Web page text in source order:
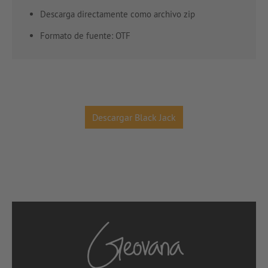
Descarga directamente como archivo zip
Formato de fuente: OTF
Descargar Black Jack